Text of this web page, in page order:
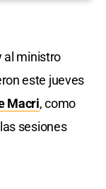
al ministro
este jueves
Macri, como
sesiones